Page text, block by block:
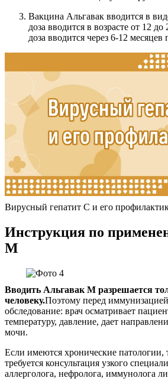
Вакцина Альгавак вводится в
доза вводится в возрасте от 12 до
доза вводится через 6-12
Вирусный гепатит С и его
Инструкция по
М
Вводить Альгавак М разрешается
человеку.Поэтому перед
обследование: врач осматривает
температуру, давление, дает
мочи.
Если имеются хронические патологии,
требуется консультация узкого
аллерголога, нефролога, иммунолога